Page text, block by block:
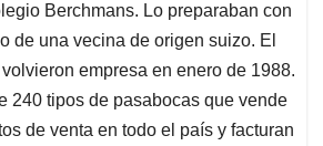
Berchmans. Lo preparaban con
de una vecina de origen suizo. El
empresa en enero de 1988.
240 tipos de pasabocas que vende
de venta en todo el país y facturan